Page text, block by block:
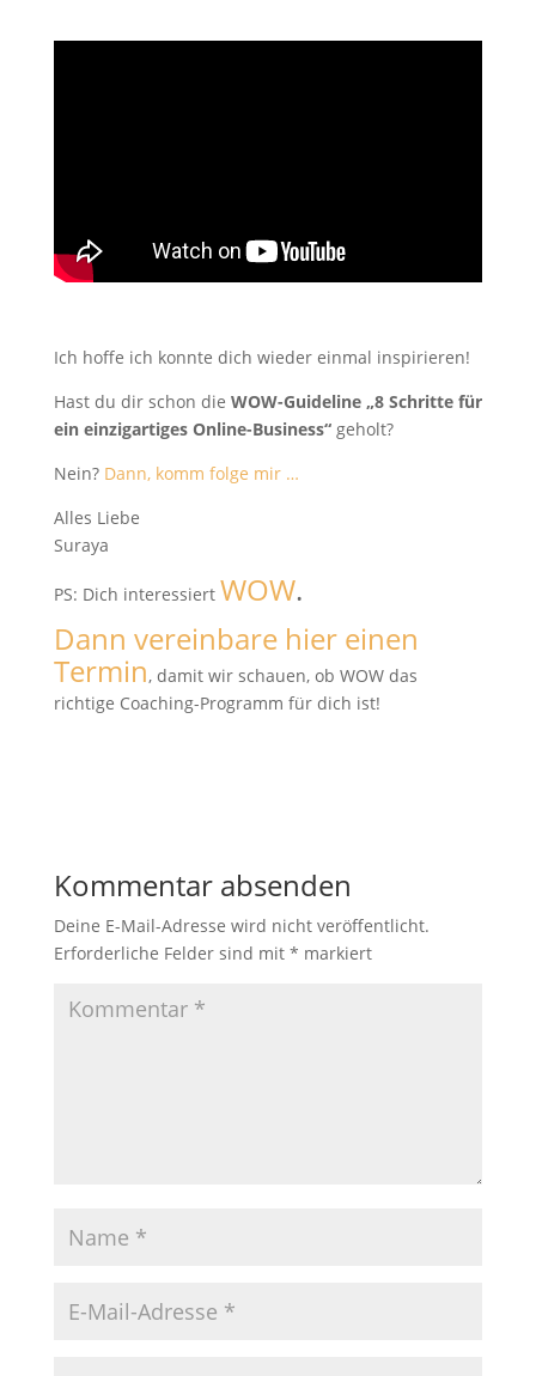
Ich hoffe ich konnte dich wieder einmal inspirieren!
Hast du dir schon die WOW-Guideline „8 Schritte für
ein einzigartiges Online-Business“geholt?
Nein? Dann, komm folge mir …
Alles Liebe
Suraya
PS: Dich interessiert WOW.
Dann vereinbare hier einen
Termin, damit wir schauen, ob WOW das
richtige Coaching-Programm für dich ist!
Kommentar absenden
Deine E-Mail-Adresse wird nicht veröffentlicht.
Erforderliche Felder sind mit * markiert